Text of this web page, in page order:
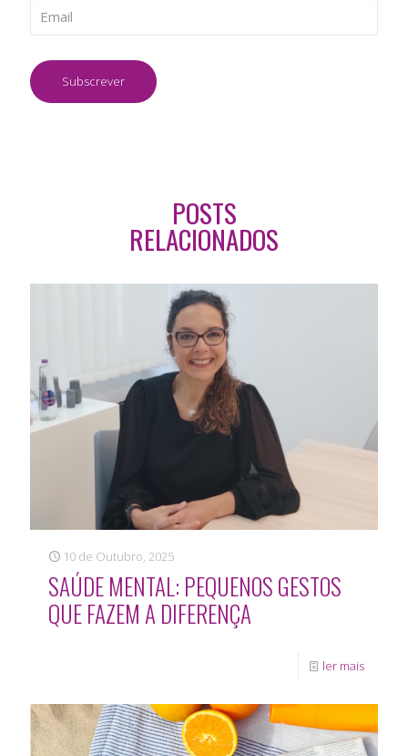
POSTS
RELACIONADOS
10 de Outubro, 2025
SAÚDE MENTAL: PEQUENOS GESTOS
QUE FAZEM A DIFERENÇA
ler mais